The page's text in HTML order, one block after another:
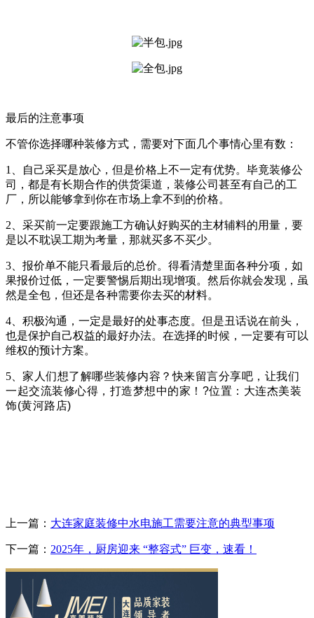
最后的注意事项
不管你选择哪种装修方式，需要对下面几个事情心里有数：
1、自己采买是放心，但是价格上不一定有优势。毕竟装修公
司，都是有长期合作的供货渠道，装修公司甚至有自己的工
厂，所以能够拿到你在市场上拿不到的价格。
2、采买前一定要跟施工方确认好购买的主材辅料的用量，要
是以不耽误工期为考量，那就买多不买少。
3、报价单不能只看最后的总价。得看清楚里面各种分项，如
果报价过低，一定要警惕后期出现增项。然后你就会发现，虽
然是全包，但还是各种需要你去买的材料。
4、积极沟通，一定是最好的处事态度。但是丑话说在前头，
也是保护自己权益的最好办法。在选择的时候，一定要有可以
维权的预计方案。
5、 家人们想了解哪些装修内容？快来留言分享吧，让我们
一起交流装修心得，打造梦想中的家！?位置：大连杰美装
饰(黄河路店)
上一篇： 大连家庭装修中水电施工需要注意的典型事项
下一篇： 2025年，厨房迎来 “整容式” 巨变，速看！